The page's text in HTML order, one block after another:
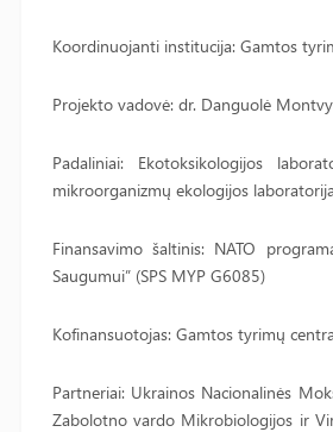
Koordinuojanti institucija: Gamtos
Projekto vadovė: dr. Danguolė
Padaliniai: Ekotoksikologijos
mikroorganizmų ekologijos
Finansavimo šaltinis: NATO
Saugumui” (SPS MYP G6085)
Kofinansuotojas: Gamtos tyrimų
Partneriai: Ukrainos Nacionalinės
Zabolotno vardo Mikrobiologijos ir